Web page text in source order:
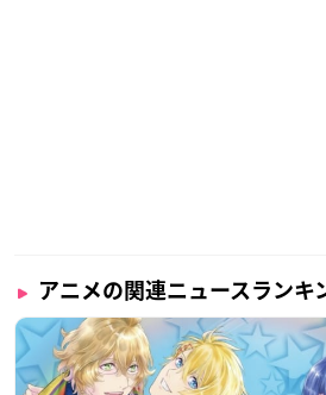
アニメの関連ニュースランキ